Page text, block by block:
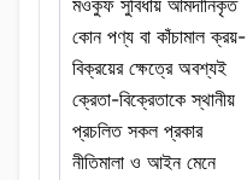
মওকুফ সুবিধায় আমদানিকৃত
কোন পণ্য বা কাঁচামাল ক্রয়-
বিক্রয়ের ক্ষেত্রে অবশ্যই
ক্রেতা-বিক্রেতাকে স্থানীয়
প্রচলিত সকল প্রকার
নীতিমালা ও আইন মেনে